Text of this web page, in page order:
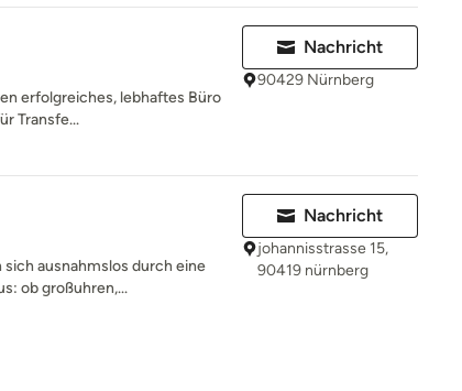
erfolgreiches, lebhaftes Büro
Transfe...
Nachricht
90429 Nürnberg
ausnahmslos durch eine
ob großuhren,...
Nachricht
johannisstrasse 15,
90419 nürnberg